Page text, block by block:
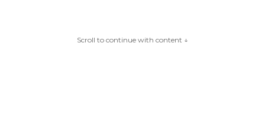
Scroll to continue with content ↓